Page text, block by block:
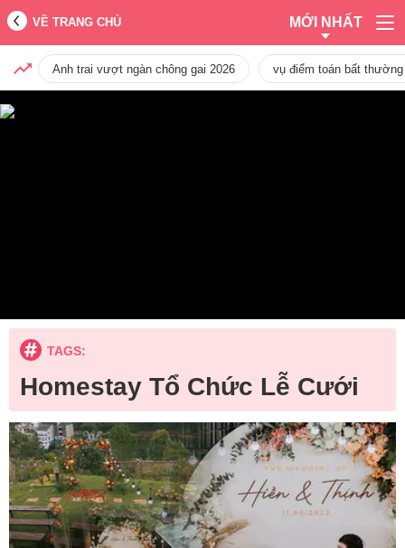
VỀ TRANG CHỦ MỚI NHẤT
Anh trai vượt ngàn chông gai 2026 vụ điểm toán bất
TAGS:
Homestay Tổ Chức Lễ Cưới